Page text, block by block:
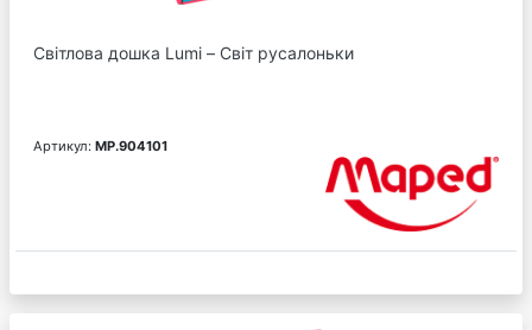
Світлова дошка Lumi – Світ русалоньки
Артикул: MP.904101